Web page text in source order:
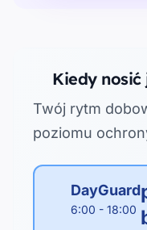
Kiedy
Twój rytm
poziomu
DayGuard
6:00 - 18:00